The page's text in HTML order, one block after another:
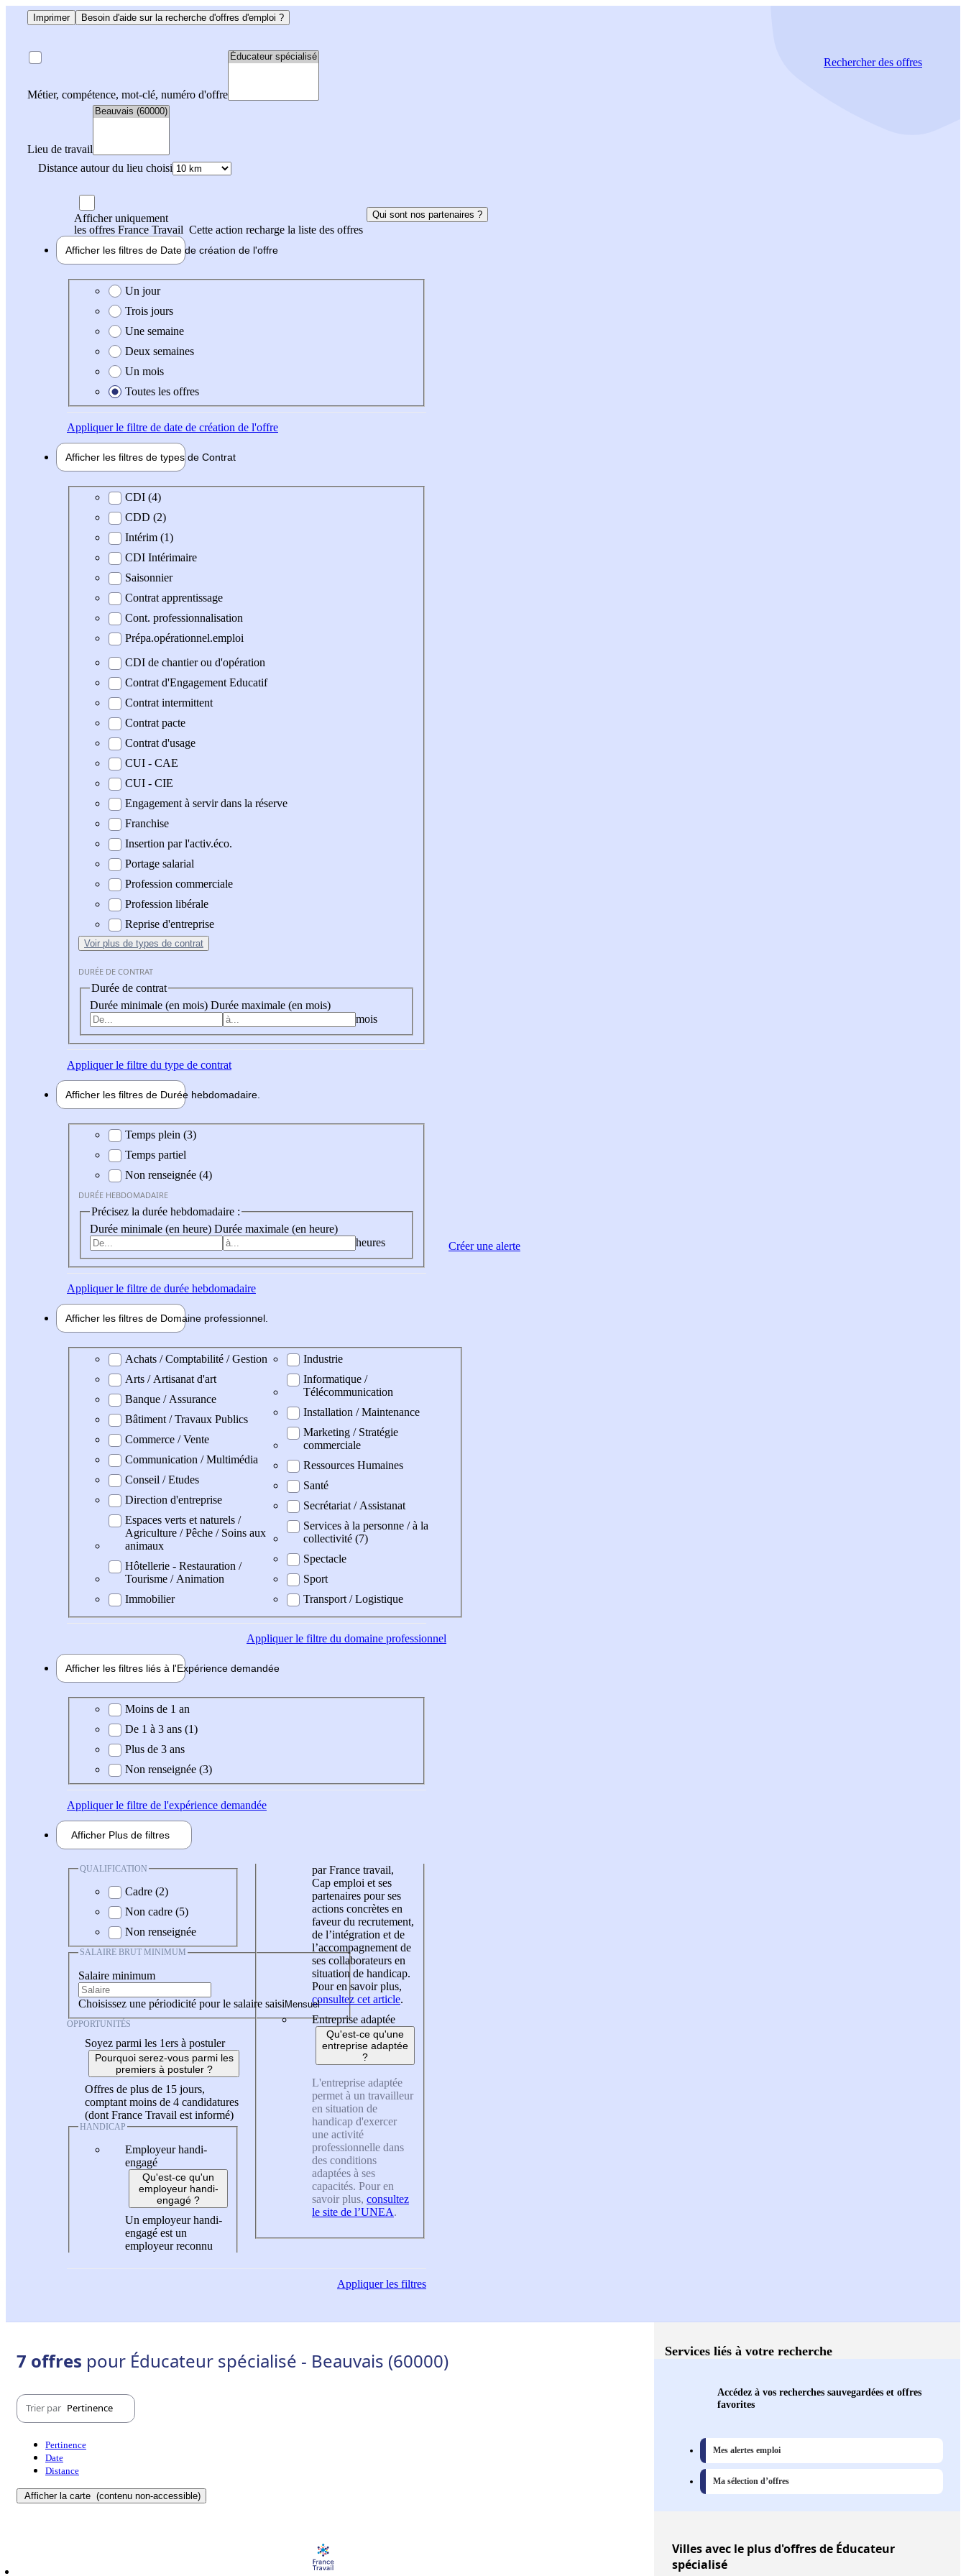
Imprimer Besoin d'aide sur la recherche d'offres d'emploi ?
Métier, compétence, mot-clé, numéro d'offre
Lieu de travail
Distance autour du lieu choisi
Rechercherdes offres
Afficher uniquement
les offres France Travail Cette action recharge la liste des offres
Qui sont nos partenaires ?
Afficher les filtres de Date de création de l'offre
Date de création de l'offre
Un jour
Trois jours
Une semaine
Deux semaines
Un mois
Toutes les offres
Appliquerle filtre de date de création de l'offre
Afficher les filtres de types de Contrat
Type de contrat
CDI (4)
CDD (2)
Intérim (1)
CDI Intérimaire
Saisonnier
Contrat apprentissage
Cont. professionnalisation
Prépa.opérationnel.emploi
CDI de chantier ou d'opération
Contrat d'Engagement Educatif
Contrat intermittent
Contrat pacte
Contrat d'usage
CUI - CAE
CUI - CIE
Engagement à servir dans la réserve
Franchise
Insertion par l'activ.éco.
Portage salarial
Profession commerciale
Profession libérale
Reprise d'entreprise
Voir plus de types de contrat
DURÉE DE CONTRAT
Durée de contrat
Durée minimale (en mois) Durée maximale (en mois)
mois
Appliquerle filtre du type de contrat
Afficher les filtres de Durée hebdomadaire
Durée hebdomadaire
Temps plein (3)
Temps partiel
Non renseignée (4)
DURÉE HEBDOMADAIRE
Précisez la durée hebdomadaire :
Durée minimale (en heure) Durée maximale (en heure)
heures
Appliquerle filtre de durée hebdomadaire
Afficher les filtres de Domaine professionnel
Domaine professionel
Achats / Comptabilité / Gestion
Arts / Artisanat d'art
Banque / Assurance
Bâtiment / Travaux Publics
Commerce / Vente
Communication / Multimédia
Conseil / Etudes
Direction d'entreprise
Espaces verts et naturels /
Agriculture / Pêche / Soins aux
animaux
Hôtellerie - Restauration /
Tourisme / Animation
Immobilier
Industrie
Informatique /
Télécommunication
Installation / Maintenance
Marketing / Stratégie
commerciale
Ressources Humaines
Santé
Secrétariat / Assistanat
Services à la personne / à la
collectivité (7)
Spectacle
Sport
Transport / Logistique
Appliquerle filtre du domaine professionnel
Afficher les filtres liés à l'Expérience demandée
Expérience demandée
Moins de 1 an
De 1 à 3 ans (1)
Plus de 3 ans
Non renseignée (3)
Appliquerle filtre de l'expérience demandée
Afficher Plus de filtres
QUALIFICATION
Cadre (2)
Non cadre (5)
Non renseignée
SALAIRE BRUT MINIMUM
Salaire minimum
Choisissez une périodicité pour le salaire saisi
OPPORTUNITÉS
Soyez parmi les 1ers à postuler
Pourquoi serez-vous parmi les
premiers à postuler ?
Offres de plus de 15 jours,
comptant moins de 4 candidatures
(dont France Travail est informé)
HANDICAP
Employeur handi-
engagé
Qu'est-ce qu'un
employeur handi-
engagé ?
Un employeur handi-
engagé est un
employeur reconnu
par France travail,
Cap emploi et ses
partenaires pour ses
actions concrètes en
faveur du recrutement,
de l’intégration et de
l’accompagnement de
ses collaborateurs en
situation de handicap.
Pour en savoir plus,
consultez cet article.
Entreprise adaptée
Qu'est-ce qu'une
entreprise adaptée
?
L'entreprise adaptée
permet à un travailleur
en situation de
handicap d'exercer
une activité
professionnelle dans
des conditions
adaptées à ses
capacités. Pour en
savoir plus, consultez
le site de l’UNEA.
Appliquerles filtres
Créer une alerte
7 offres pour Éducateur spécialisé - Beauvais (60000)
Trier par Pertinence
Pertinence
Date
Distance
Afficher la carte (contenu non-accessible)
Services liés à votre recherche
Accédez à vos recherches sauvegardées et offres
favorites
Mes alertes emploi
Ma sélection d’offres
Villesavec le plus d'offres de Éducateur
spécialisé